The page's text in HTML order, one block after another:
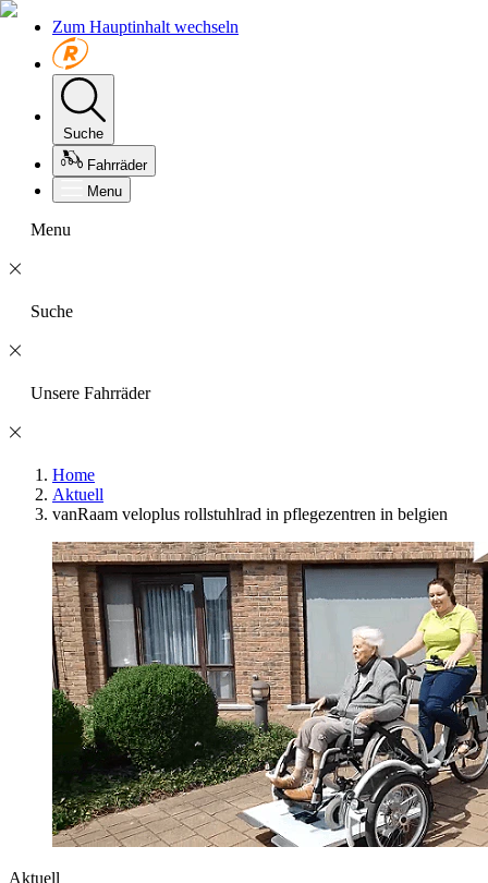
Zum Hauptinhalt wechseln
Suche
Fahrräder
Menu
Menu
Suche
Unsere Fahrräder
Home
Aktuell
vanRaam veloplus rollstuhlrad in pflegezentren in belgien
Aktuell